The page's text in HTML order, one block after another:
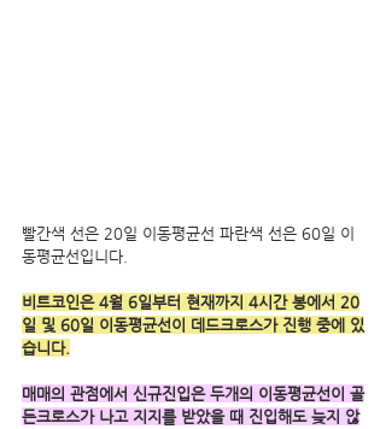
빨간색 선은 20일 이동평균선 파란색 선은 60일 이
동평균선입니다.
비트코인은 4월 6일부터 현재까지 4시간 봉에서 20
일 및 60일 이동평균선이 데드크로스가 진행 중에 있
습니다.
매매의 관점에서 신규진입은 두개의 이동평균선이 골
든크로스가 나고 지지를 받았을 때 진입해도 늦지 않